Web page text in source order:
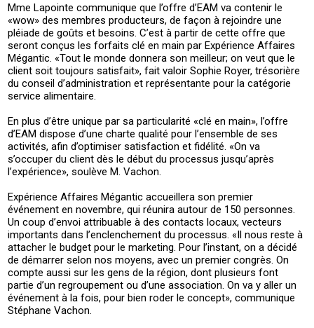
Mme Lapointe communique que l’offre d’EAM va contenir le
«wow» des membres producteurs, de façon à rejoindre une
pléiade de goûts et besoins. C’est à partir de cette offre que
seront conçus les forfaits clé en main par Expérience Affaires
Mégantic. «Tout le monde donnera son meilleur; on veut que le
client soit toujours satisfait», fait valoir Sophie Royer, trésorière
du conseil d’administration et représentante pour la catégorie
service alimentaire.
En plus d’être unique par sa particularité «clé en main», l’offre
d’EAM dispose d’une charte qualité pour l’ensemble de ses
activités, afin d’optimiser satisfaction et fidélité. «On va
s’occuper du client dès le début du processus jusqu’après
l’expérience», soulève M. Vachon.
Expérience Affaires Mégantic accueillera son premier
événement en novembre, qui réunira autour de 150 personnes.
Un coup d’envoi attribuable à des contacts locaux, vecteurs
importants dans l’enclenchement du processus. «Il nous reste à
attacher le budget pour le marketing. Pour l’instant, on a décidé
de démarrer selon nos moyens, avec un premier congrès. On
compte aussi sur les gens de la région, dont plusieurs font
partie d’un regroupement ou d’une association. On va y aller un
événement à la fois, pour bien roder le concept», communique
Stéphane Vachon.